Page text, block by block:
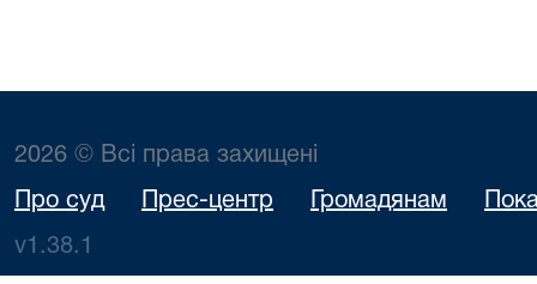
2026 © Всі права захищені
Про суд Прес-центр Громадянам
v1.38.1